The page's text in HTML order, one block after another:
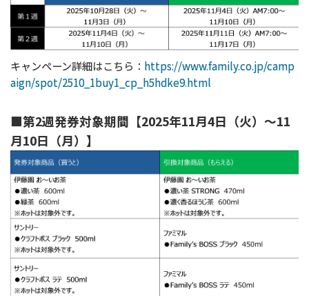
キャンペーン詳細はこちら： https://www.family.co.jp/camp
aign/spot/2510_1buy1_cp_h5hdke9.html
■第2週発券対象期間【2025年11月4日（火）～11
月10日（月）】